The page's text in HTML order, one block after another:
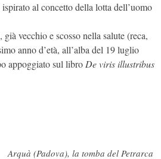
al concetto della lotta dell’uomo
vecchio e scosso nella salute (reca,
anno d’età, all’alba del 19 luglio
appoggiato sul libro De viris illustribus
Arquà (Padova), la tomba del Petrarca